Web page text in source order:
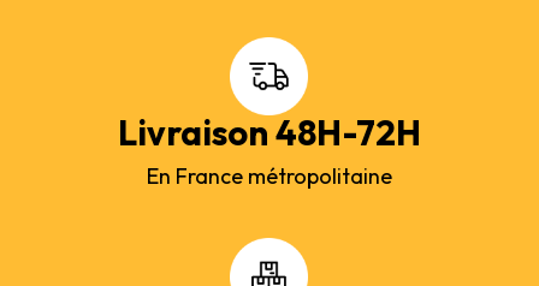
Livraison 48H-72H
En France métropolitaine